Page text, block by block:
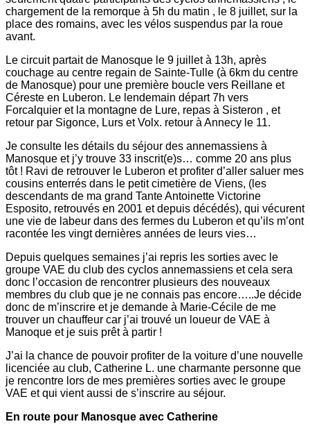
chargement de la remorque à 5h du matin , le 8 juillet, sur la
place des romains, avec les vélos suspendus par la roue
avant.
Le circuit partait de Manosque le 9 juillet à 13h, après
couchage au centre regain de Sainte-Tulle (à 6km du centre
de Manosque) pour une première boucle vers Reillane et
Céreste en Luberon. Le lendemain départ 7h vers
Forcalquier et la montagne de Lure, repas à Sisteron , et
retour par Sigonce, Lurs et Volx. retour à Annecy le 11.
Je consulte les détails du séjour des annemassiens à
Manosque et j’y trouve 33 inscrit(e)s… comme 20 ans plus
tôt ! Ravi de retrouver le Luberon et profiter d’aller saluer mes
cousins enterrés dans le petit cimetière de Viens, (les
descendants de ma grand Tante Antoinette Victorine
Esposito, retrouvés en 2001 et depuis décédés), qui vécurent
une vie de labeur dans des fermes du Luberon et qu’ils m’ont
racontée les vingt dernières années de leurs vies…
Depuis quelques semaines j’ai repris les sorties avec le
groupe VAE du club des cyclos annemassiens et cela sera
donc l’occasion de rencontrer plusieurs des nouveaux
membres du club que je ne connais pas encore…..Je décide
donc de m’inscrire et je demande à Marie-Cécile de me
trouver un chauffeur car j’ai trouvé un loueur de VAE à
Manoque et je suis prêt à partir !
J’ai la chance de pouvoir profiter de la voiture d’une nouvelle
licenciée au club, Catherine L. une charmante personne que
je rencontre lors de mes premières sorties avec le groupe
VAE et qui vient aussi de s’inscrire au séjour.
En route pour Manosque avec Catherine